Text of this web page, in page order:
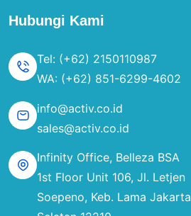
Hubungi Kami
Tel: (+62) 2150110987
WA: (+62) 851-6299-4602
info@activ.co.id
sales@activ.co.id
Infinity Office, Belleza BSA
1st Floor Unit 106, Jl. Letjen
Soepeno, Keb. Lama Jakarta